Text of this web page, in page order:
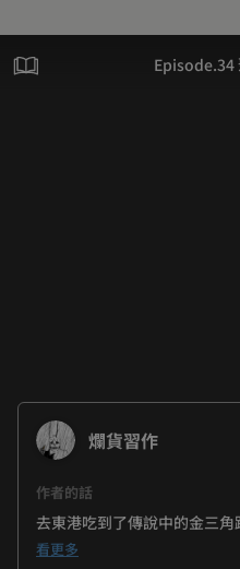
Episode.34
爛貨習作
作者的話
去東港吃到了傳說中的金三
吧?推推，下次還想逛華僑市場
看更多